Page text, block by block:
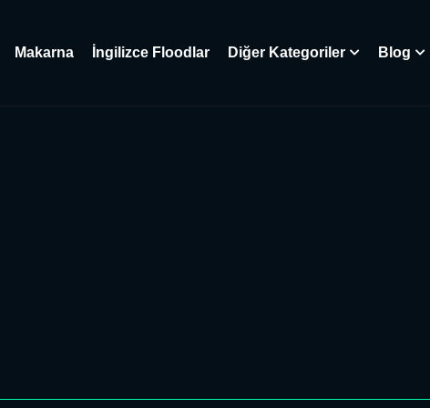
Makarna İngilizce Floodlar Diğer Kategoriler Blog